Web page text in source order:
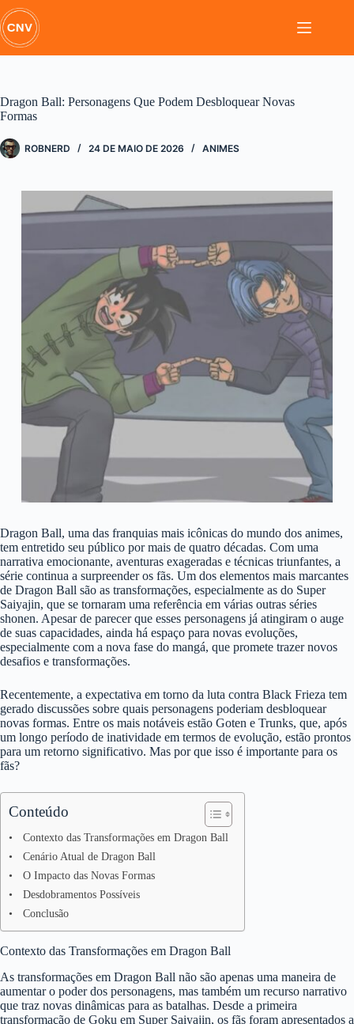
Pular
para
o
conteúdo
Dragon Ball: Personagens Que Podem Desbloquear Novas
Formas
ROBNERD 24 DE MAIO DE 2026 ANIMES
Dragon Ball, uma das franquias mais icônicas do mundo dos animes,
tem entretido seu público por mais de quatro décadas. Com uma
narrativa emocionante, aventuras exageradas e técnicas triunfantes, a
série continua a surpreender os fãs. Um dos elementos mais marcantes
de Dragon Ball são as transformações, especialmente as do Super
Saiyajin, que se tornaram uma referência em várias outras séries
shonen. Apesar de parecer que esses personagens já atingiram o auge
de suas capacidades, ainda há espaço para novas evoluções,
especialmente com a nova fase do mangá, que promete trazer novos
desafios e transformações.
Recentemente, a expectativa em torno da luta contra Black Frieza tem
gerado discussões sobre quais personagens poderiam desbloquear
novas formas. Entre os mais notáveis estão Goten e Trunks, que, após
um longo período de inatividade em termos de evolução, estão prontos
para um retorno significativo. Mas por que isso é importante para os
fãs?
Conteúdo
Contexto das Transformações em Dragon Ball
Cenário Atual de Dragon Ball
O Impacto das Novas Formas
Desdobramentos Possíveis
Conclusão
Contexto das Transformações em Dragon Ball
As transformações em Dragon Ball não são apenas uma maneira de
aumentar o poder dos personagens, mas também um recurso narrativo
que traz novas dinâmicas para as batalhas. Desde a primeira
transformação de Goku em Super Saiyajin, os fãs foram apresentados a